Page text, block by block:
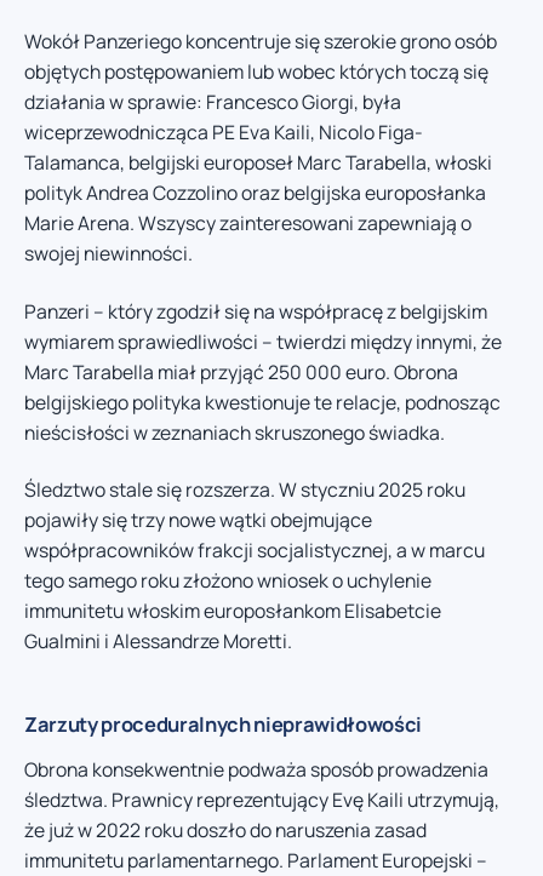
Wokół Panzeriego koncentruje się szerokie grono osób
objętych postępowaniem lub wobec których toczą się
działania w sprawie: Francesco Giorgi, była
wiceprzewodnicząca PE Eva Kaili, Nicolo Figa-
Talamanca, belgijski europoseł Marc Tarabella, włoski
polityk Andrea Cozzolino oraz belgijska europosłanka
Marie Arena. Wszyscy zainteresowani zapewniają o
swojej niewinności.
Panzeri – który zgodził się na współpracę z belgijskim
wymiarem sprawiedliwości – twierdzi między innymi, że
Marc Tarabella miał przyjąć 250 000 euro. Obrona
belgijskiego polityka kwestionuje te relacje, podnosząc
nieścisłości w zeznaniach skruszonego świadka.
Śledztwo stale się rozszerza. W styczniu 2025 roku
pojawiły się trzy nowe wątki obejmujące
współpracowników frakcji socjalistycznej, a w marcu
tego samego roku złożono wniosek o uchylenie
immunitetu włoskim europosłankom Elisabetcie
Gualmini i Alessandrze Moretti.
Zarzuty proceduralnych nieprawidłowości
Obrona konsekwentnie podważa sposób prowadzenia
śledztwa. Prawnicy reprezentujący Evę Kaili utrzymują,
że już w 2022 roku doszło do naruszenia zasad
immunitetu parlamentarnego. Parlament Europejski –